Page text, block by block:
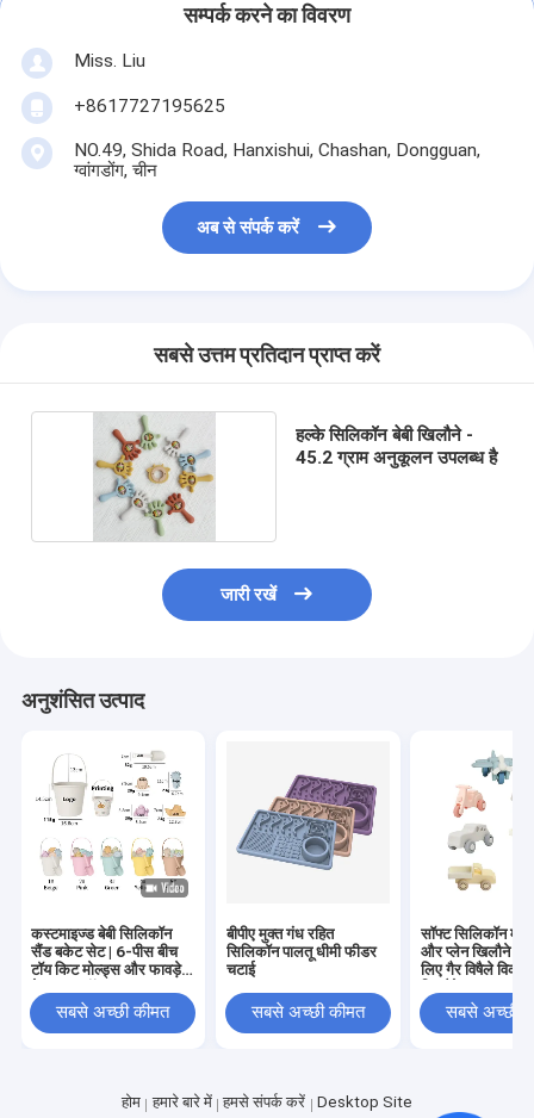
सम्पर्क करने का विवरण
Miss. Liu
+8617727195625
NO.49, Shida Road, Hanxishui, Chashan, Dongguan,
ग्वांगडोंग, चीन
अब से संपर्क करें
सबसे उत्तम प्रतिदान प्राप्त करें
हल्के सिलिकॉन बेबी खिलौने -
45.2 ग्राम अनुकूलन उपलब्ध है
जारी रखें
अनुशंसित उत्पाद
कस्टमाइज्ड बेबी सिलिकॉन
सैंड बकेट सेट | 6-पीस बीच
टॉय किट मोल्ड्स और फावड़े
आउटडोर प्ले के लिए BPA-
फ्री सॉफ्ट सिलिकॉन | OEM
सबसे अच्छी कीमत
बीपीए मुक्त गंध रहित
सिलिकॉन पालतू धीमी फीडर
चटाई
सबसे अच्छी कीमत
सॉफ्ट सिलिकॉन
और प्लेन खिलौने -
लिए गैर विषैले
सबसे अच्छी
होम हमारे बारे में हमसे संपर्क करें
Desktop Site